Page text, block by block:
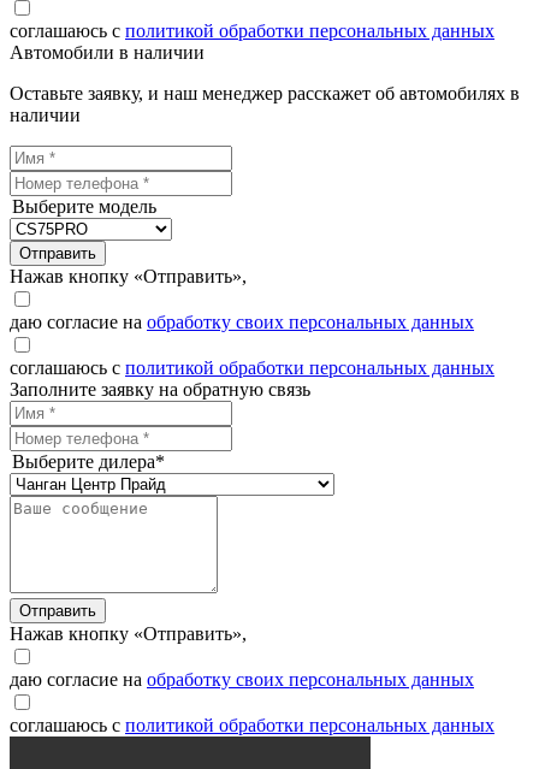
соглашаюсь с политикой обработки персональных данных
Автомобили в наличии
Оставьте заявку, и наш менеджер расскажет об автомобилях в
наличии
Выберите модель
Отправить
Нажав кнопку «Отправить»,
даю согласие на обработку своих персональных данных
соглашаюсь с политикой обработки персональных данных
Заполните заявку на обратную связь
Выберите дилера*
Отправить
Нажав кнопку «Отправить»,
даю согласие на обработку своих персональных данных
соглашаюсь с политикой обработки персональных данных